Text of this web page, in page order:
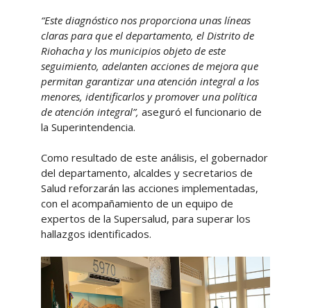
“Este diagnóstico nos proporciona unas líneas
claras para que el departamento, el Distrito de
Riohacha y los municipios objeto de este
seguimiento, adelanten acciones de mejora que
permitan garantizar una atención integral a los
menores, identificarlos y promover una política
de atención integral”, aseguró el funcionario de
la Superintendencia.
Como resultado de este análisis, el gobernador
del departamento, alcaldes y secretarios de
Salud reforzarán las acciones implementadas,
con el acompañamiento de un equipo de
expertos de la Supersalud, para superar los
hallazgos identificados.